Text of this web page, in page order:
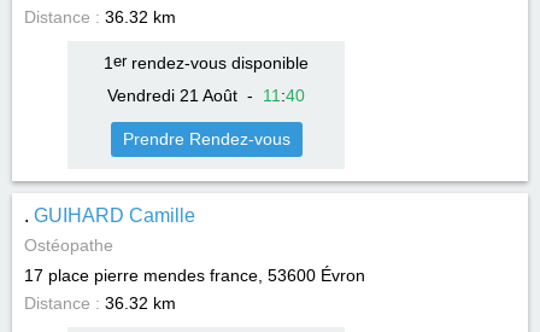
Distance : 36.32 km
1 errendez-vous disponible
Vendredi 21 Août - 11 :40
Prendre Rendez-vous
. GUIHARD Camille
Ostéopathe
17 place pierre mendes france, 53600 Évron
Distance : 36.32 km